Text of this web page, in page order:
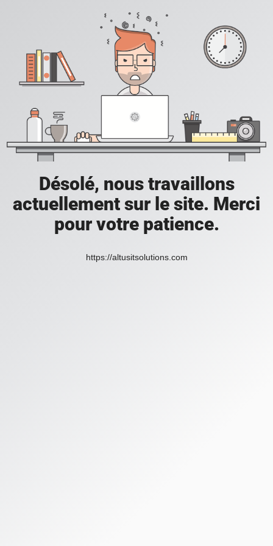
Désolé, nous travaillons
actuellement sur le site. Merci
pour votre patience.
https://altusitsolutions.com